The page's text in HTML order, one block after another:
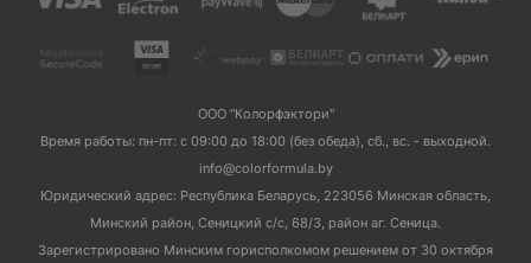
ООО "Колорфэктори"
Время работы: пн-пт: с 09:00 до 18:00 (без обеда), сб., вс. - выходной.
info@colorformula.by
Юридический адрес: Республика Беларусь, 223056 Минская область,
Минский район, Сеницкий с/с, 68/3, район аг. Сеница.
Зарегистрировано Минским горисполкомом решением от 30 октября